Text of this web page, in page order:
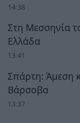
14:38
Στη Μεσσηνία
Ελλάδα
13:41
Σπάρτη: Άμεση
Βάρσοβα
13:37